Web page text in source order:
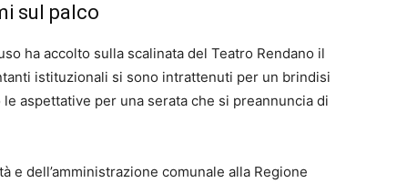
sul palco
ha accolto sulla scalinata del Teatro Rendano il
istituzionali si sono intrattenuti per un brindisi
aspettative per una serata che si preannuncia di
e dell’amministrazione comunale alla Regione